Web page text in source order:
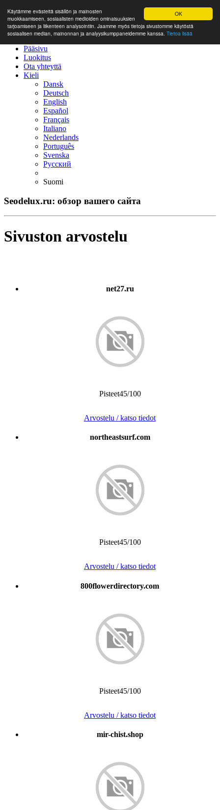
OK
Käytämme evästeitä sisällön ja mainosten
muokkaamiseen, sosiaalisten medioiden ominaisuuksien
tarjoamiseen ja liikenteen analysointiin. Jaamme myös tietoja sivustomme käytöstä
sosiaalisen median, mainonnan ja analyysikumppaneidemme kanssa. Tietoa lisää
Pääsivu
Luokitus
Ota yhteyttä
Kieli
Dansk
Deutsch
English
Español
Français
Italiano
Nederlands
Português
Svenska
Русский
Suomi
Seodelux.ru: обзор вашего сайта
Sivuston arvostelu
net27.ru
Pisteet45/100
Arvostelu / katso tiedot
northeastsurf.com
Pisteet45/100
Arvostelu / katso tiedot
800flowerdirectory.com
Pisteet45/100
Arvostelu / katso tiedot
mir-chist.shop